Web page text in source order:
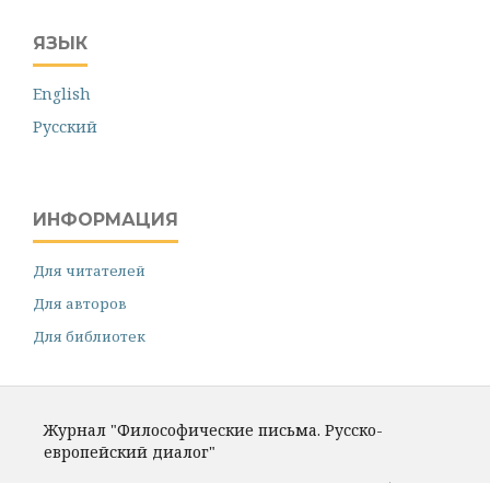
ЯЗЫК
English
Русский
ИНФОРМАЦИЯ
Для читателей
Для авторов
Для библиотек
Журнал "Философические письма. Русско-
европейский диалог"